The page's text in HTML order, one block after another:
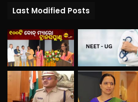
Last Modified Posts